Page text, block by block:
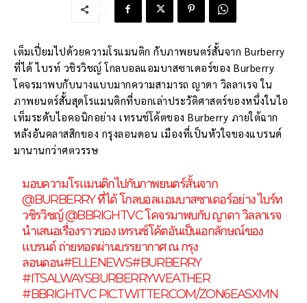
เต็มเปี่ยมไปด้วยความโรแมนติก กับภาพยนตร์สั้นจาก Burberry
ที่ได้ ไบรท์ วชิรวิชญ์ โกลบอลแอมบาสซาเดอร์ของ Burberry
โคจรมาพบกับนางแบบมากความสามารถ ญาดา วิลลาเรจ ใน
ภาพยนตร์สั้นสุดโรแมนติกที่บอกเล่าประวัติศาสตร์ของหนึ่งในไอ
เท็มระดับไอคอนิกอย่าง เทรนช์โค้ตของ Burberry ภายใต้ฉาก
หลังอันคลาสสิกของ กรุงลอนดอน เมืองที่เป็นหัวใจของแบรนด์
มานานกว่าศตวรรษ
มอบความโรแมนติกไปกับภาพยนตร์สั้นจาก
@BURBERRYที่ได้ โกลบอลแอมบาสซาเดอร์อย่าง ไบร์ท
วชิรวิชญ์@BBRIGHTVCโคจรมาพบกับ ญาดา วิลลาเรจ
นำเสนอเรื่องราวของ เทรนช์โค้ตอันเป็นเอกลักษณ์ของ
แบรนด์ ถ่ายทอดผ่านบรรยากาศ ณ กรุง
ลอนดอน#ELLENEWS#BURBERRY
#ITSALWAYSBURBERRYWEATHER
#BBRIGHTVC PIC.TWITTER.COM/ZON6EASXMN